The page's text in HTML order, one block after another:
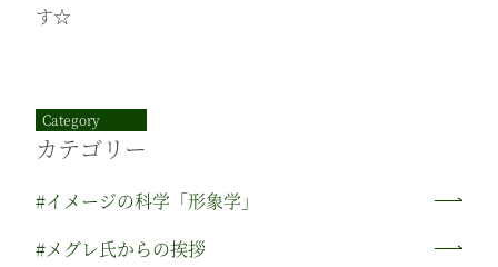
す☆
Category
カテゴリー
#イメージの科学「形象学」
#メグレ氏からの挨拶